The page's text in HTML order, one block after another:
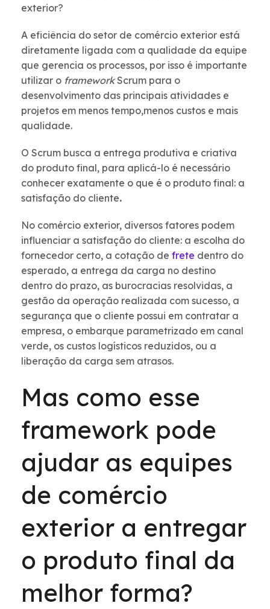
exterior?
A eficiência do setor de comércio exterior está
diretamente ligada com a qualidade da equipe
que gerencia os processos, por isso é importante
utilizar o frameworkScrum para o
desenvolvimento das principais atividades e
projetos em menos tempo,menos custos e mais
qualidade.
O Scrum busca a entrega produtiva e criativa
do produto final, para aplicá-lo é necessário
conhecer exatamente o que é o produto final: a
satisfação do cliente.
No comércio exterior, diversos fatores podem
influenciar a satisfação do cliente: a escolha do
fornecedor certo, a cotação de frete dentro do
esperado, a entrega da carga no destino
dentro do prazo, as burocracias resolvidas, a
gestão da operação realizada com sucesso, a
segurança que o cliente possui em contratar a
empresa, o embarque parametrizado em canal
verde, os custos logísticos reduzidos, ou a
liberação da carga sem atrasos.
Mas como esse
framework pode
ajudar as equipes
de comércio
exterior a entregar
o produto final da
melhor forma?